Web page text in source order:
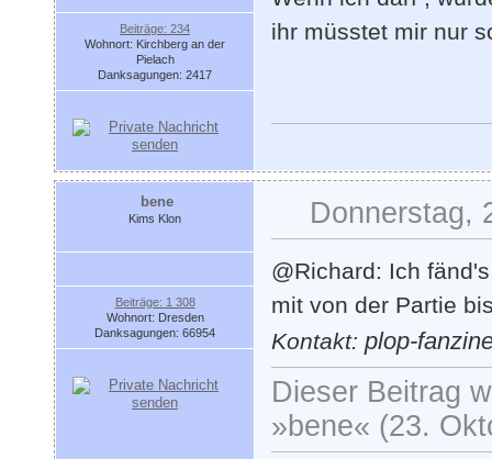
Beiträge: 234
Wohnort: Kirchberg an der
Pielach
Danksagungen: 2417
ihr müsstet mir nur
bene
Kims Klon
Beiträge: 1 308
Wohnort: Dresden
Danksagungen: 66954
Donnerstag,
@Richard: Ich
mit von der Partie
Kontakt: plop-
Dieser Beitrag
»bene« (23.